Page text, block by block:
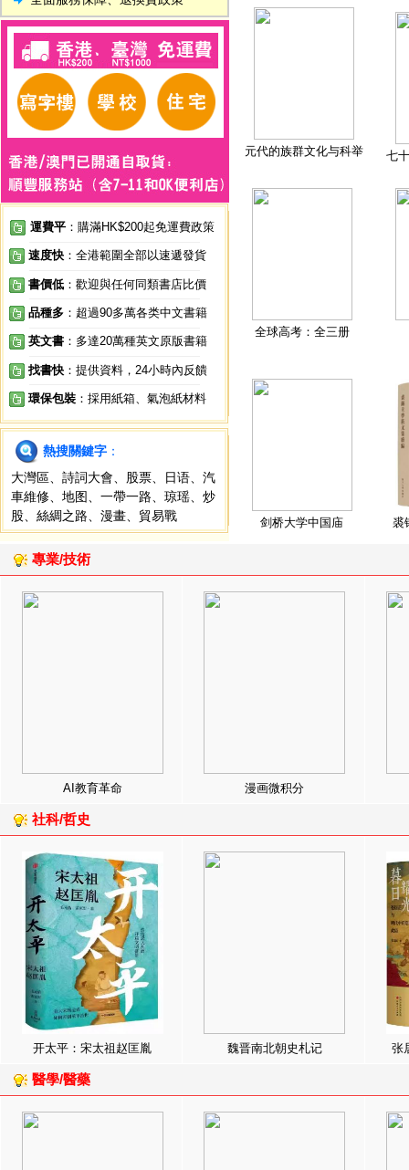
運費平 ：購滿HK$200起免運費政策
速度快 ：全港範圍全部以速遞發貨
書價低 ：歡迎與任何同類書店比價
品種多 ：超過90多萬各类中文書籍
英文書 ：多達20萬種英文原版書籍
找書快 ：提供資料，24小時內反饋
環保包裝 ：採用紙箱、氣泡紙材料
熱搜關鍵字 ：
大灣區
詩詞大會 股票 日语
汽
車維修
地图 一帶一路 琼瑶
炒
股
絲綢之路 漫畫 貿易戰
元代的族群文化与科举 七
全球高考：全三册
剑桥大学中国庙 裘
專業/技術
AI教育革命 漫画微积分
社科/哲史
开太平：宋太祖赵匡胤 魏晋南北朝史札记 张
醫學/醫藥